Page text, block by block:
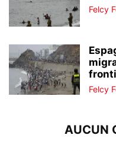
Felcy
Felcy
AUCUN